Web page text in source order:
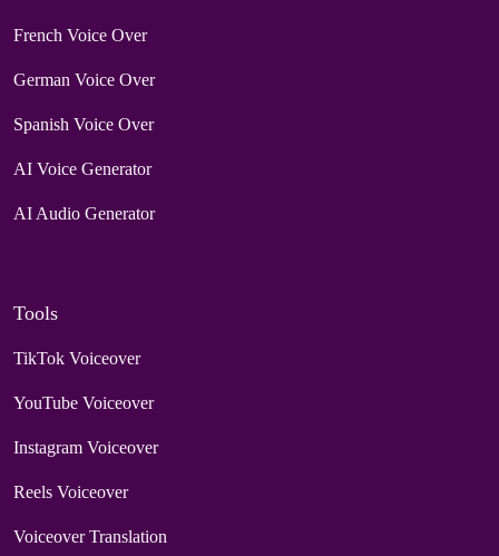
French Voice Over
German Voice Over
Spanish Voice Over
AI Voice Generator
AI Audio Generator
Tools
TikTok Voiceover
YouTube Voiceover
Instagram Voiceover
Reels Voiceover
Voiceover Translation